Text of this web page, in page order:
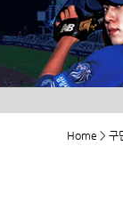
Home > 구